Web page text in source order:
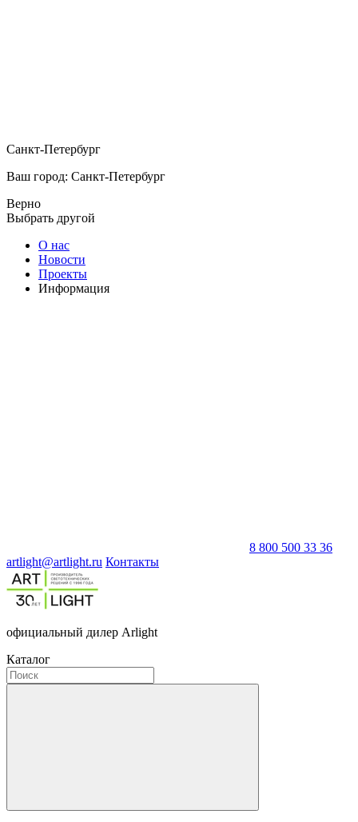
Санкт-Петербург
Ваш город: Санкт-Петербург
Верно
Выбрать другой
О нас
Новости
Проекты
Информация
8 800 500 33 36
artlight@artlight.ru Контакты
официальный дилер Arlight
Каталог